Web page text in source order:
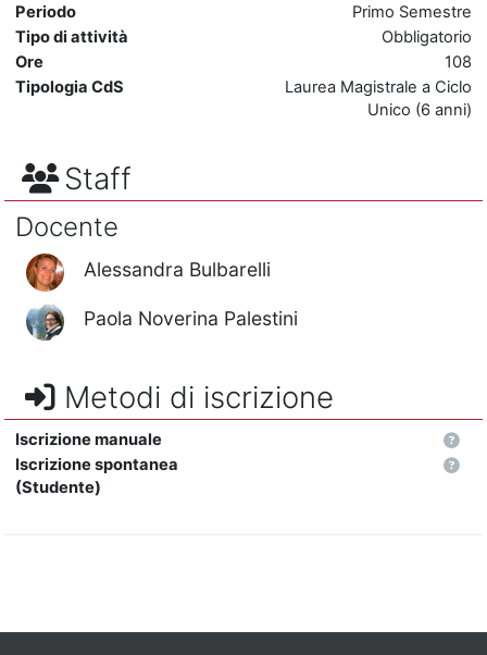
Periodo
Primo Semestre
Tipo di attività
Obbligatorio
Ore
108
Tipologia CdS
Laurea Magistrale a Ciclo
Unico (6 anni)
Staff
Docente
Alessandra Bulbarelli
Paola Noverina Palestini
Metodi di iscrizione
Iscrizione manuale
Iscrizione spontanea
(Studente)